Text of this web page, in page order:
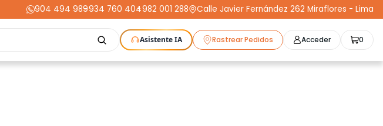
904 494 989
-934 760 404
-982 001 288 Calle Javier Fernández 262 Miraflores - Lima
Asistente IA Rastrear Pedidos Acceder 0